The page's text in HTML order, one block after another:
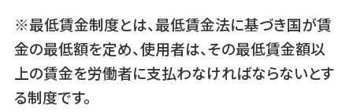
※最低賃金制度とは、最低賃金法に基づき国が賃
金の最低額を定め、使用者は、その最低賃金額以
上の賃金を労働者に支払わなければならないとす
る制度です。